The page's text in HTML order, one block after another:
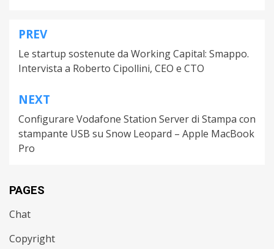
Post
navigation
PREV
Le startup sostenute da Working Capital: Smappo.
Intervista a Roberto Cipollini, CEO e CTO
NEXT
Configurare Vodafone Station Server di Stampa con
stampante USB su Snow Leopard – Apple MacBook
Pro
PAGES
Chat
Copyright